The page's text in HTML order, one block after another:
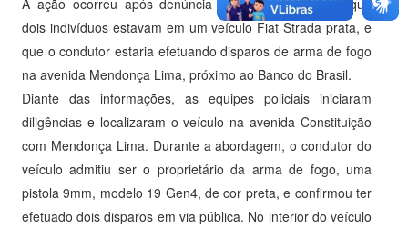
A ação ocorreu após denúncia anônima informando que
dois indivíduos estavam em um veículo Fiat Strada prata, e
que o condutor estaria efetuando disparos de arma de fogo
na avenida Mendonça Lima, próximo ao Banco do Brasil.
Diante das informações, as equipes policiais iniciaram
diligências e localizaram o veículo na avenida Constituição
com Mendonça Lima. Durante a abordagem, o condutor do
veículo admitiu ser o proprietário da arma de fogo, uma
pistola 9mm, modelo 19 Gen4, de cor preta, e confirmou ter
efetuado dois disparos em via pública. No interior do veículo